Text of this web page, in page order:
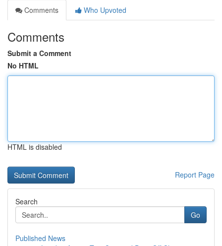
Comments
Who Upvoted
Comments
Submit a Comment
No HTML
HTML is disabled
Report Page
Search
Go
Published News